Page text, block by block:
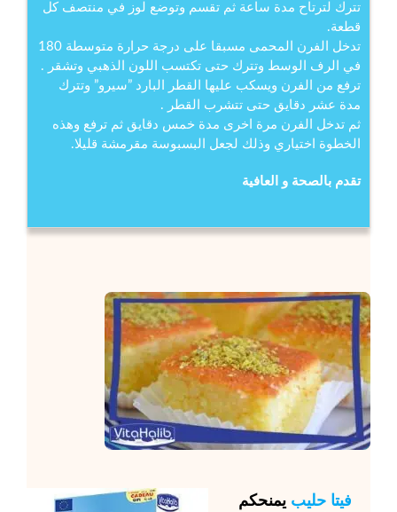
تترك لترتاح مدة ساعة ثم تقسم وتوضع لوز في منتصف كل
قطعة.
تدخل الفرن المحمى مسبقا على درجة حرارة متوسطة 180
في الرف الوسط وتترك حتى تكتسب اللون الذهبي وتشقر .
ترفع من الفرن ويسكب عليها القطر البارد ”سيرو” وتترك
مدة عشر دقايق حتى تتشرب القطر .
ثم تدخل الفرن مرة اخرى مدة خمس دقايق ثم ترفع وهذه
الخطوة اختياري وذلك لجعل البسبوسة مقرمشة قليلا.
تقدم بالصحة و العافية
فيتا حليب يمنحكم